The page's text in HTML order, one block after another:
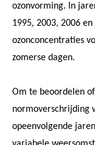
ozonvorming. In
1995, 2003, 2006
ozonconcentraties
zomerse dagen.
Om te beoordelen
normoverschrijding
opeenvolgende